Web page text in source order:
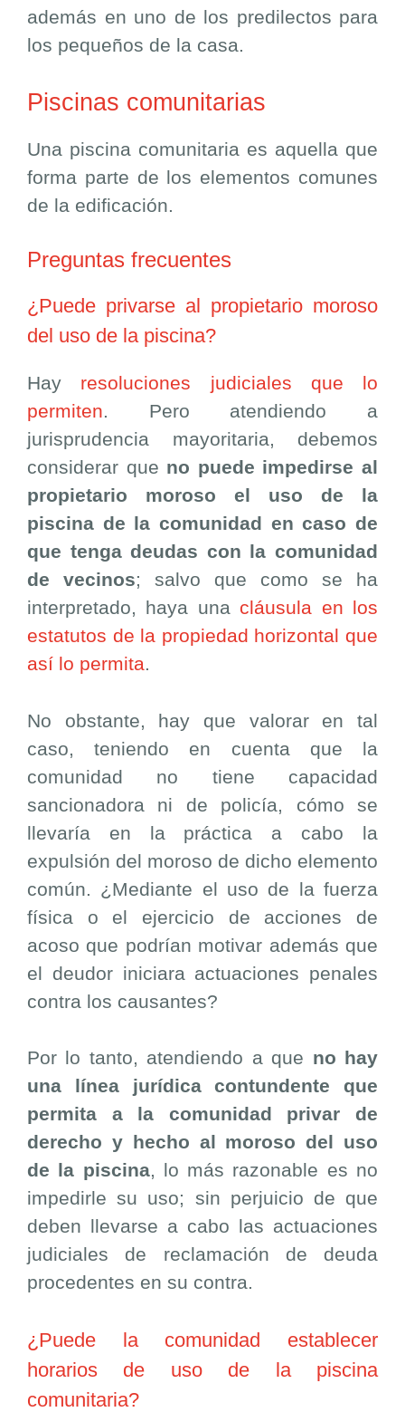
además en uno de los predilectos para
los pequeños de la casa.
Piscinas comunitarias
Una piscina comunitaria es aquella que
forma parte de los elementos comunes
de la edificación.
Preguntas frecuentes
¿Puede privarse al propietario moroso
del uso de la piscina?
Hay resoluciones judiciales que lo
permiten. Pero atendiendo a
jurisprudencia mayoritaria, debemos
considerar que no puede impedirse al
propietario moroso el uso de la
piscina de la comunidad en caso de
que tenga deudas con la comunidad
de vecinos; salvo que como se ha
interpretado, haya una cláusula en los
estatutos de la propiedad horizontal que
así lo permita.
No obstante, hay que valorar en tal
caso, teniendo en cuenta que la
comunidad no tiene capacidad
sancionadora ni de policía, cómo se
llevaría en la práctica a cabo la
expulsión del moroso de dicho elemento
común. ¿Mediante el uso de la fuerza
física o el ejercicio de acciones de
acoso que podrían motivar además que
el deudor iniciara actuaciones penales
contra los causantes?
Por lo tanto, atendiendo a que no hay
una línea jurídica contundente que
permita a la comunidad privar de
derecho y hecho al moroso del uso
de la piscina, lo más razonable es no
impedirle su uso; sin perjuicio de que
deben llevarse a cabo las actuaciones
judiciales de reclamación de deuda
procedentes en su contra.
¿Puede la comunidad establecer
horarios de uso de la piscina
comunitaria?